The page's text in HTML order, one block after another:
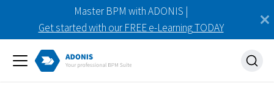
Master BPM with ADONIS |
Get started with our FREE e-Learning TODAY